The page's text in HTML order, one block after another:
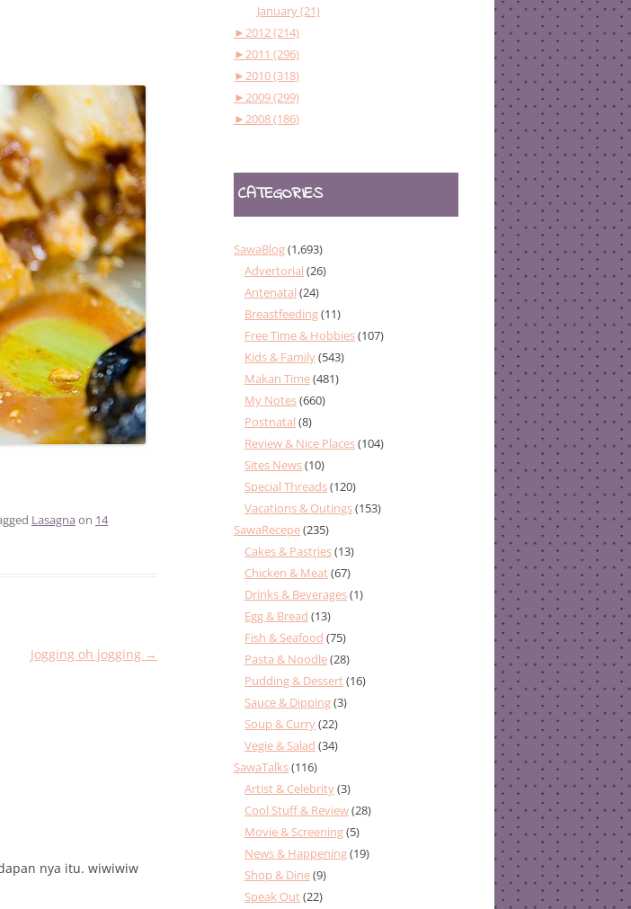
Lasagna on 14
Jogging oh jogging →
nya itu. wiwiwiw
January (21)
►2012 (214)
►2011 (296)
►2010 (318)
►2009 (299)
►2008 (186)
CATEGORIES
SawaBlog(1,693)
Advertorial (26)
Antenatal (24)
Breastfeeding(11)
Free Time & Hobbies(107)
Kids & Family(543)
Makan Time(481)
My Notes(660)
Postnatal (8)
Review & Nice Places(104)
Sites News(10)
Special Threads(120)
Vacations & Outings(153)
SawaRecepe(235)
Cakes & Pastries(13)
Chicken & Meat(67)
Drinks & Beverages(1)
Egg & Bread (13)
Fish & Seafood (75)
Pasta & Noodle(28)
Pudding & Dessert(16)
Sauce & Dipping(3)
Soup & Curry(22)
Vegie & Salad (34)
SawaTalks(116)
Artist & Celebrity(3)
Cool Stuff & Review(28)
Movie & Screening(5)
News & Happening(19)
Shop & Dine(9)
Speak Out(22)